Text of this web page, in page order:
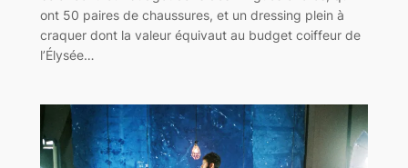
ont 50 paires de chaussures, et un dressing plein à
craquer dont la valeur équivaut au budget coiffeur de
l’Élysée…